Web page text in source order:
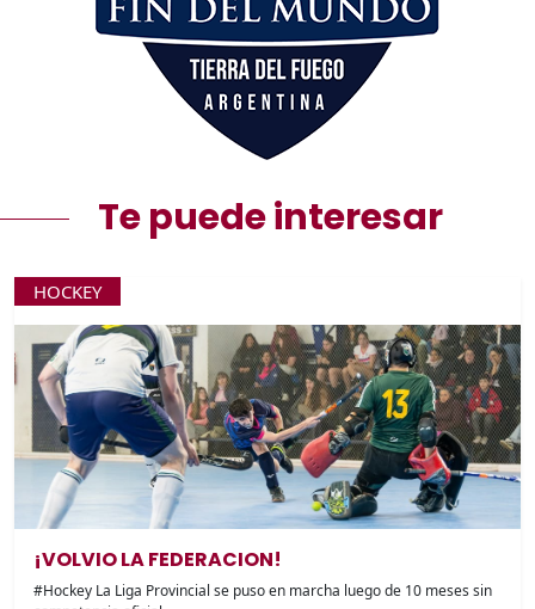
Te puede interesar
HOCKEY
¡VOLVIO LA FEDERACION!
#Hockey La Liga Provincial se puso en marcha luego de 10 meses sin